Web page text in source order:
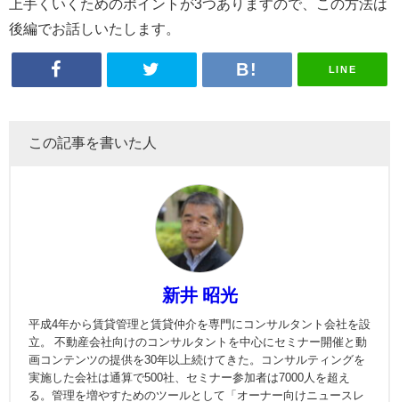
上手くいくためのポイントが3つありますので、この方法は
後編でお話しいたします。
LINE
この記事を書いた人
新井 昭光
平成4年から賃貸管理と賃貸仲介を専門にコンサルタント会社を設
立。 不動産会社向けのコンサルタントを中心にセミナー開催と動
画コンテンツの提供を30年以上続けてきた。コンサルティングを
実施した会社は通算で500社、セミナー参加者は7000人を超え
る。管理を増やすためのツールとして「オーナー向けニュースレ